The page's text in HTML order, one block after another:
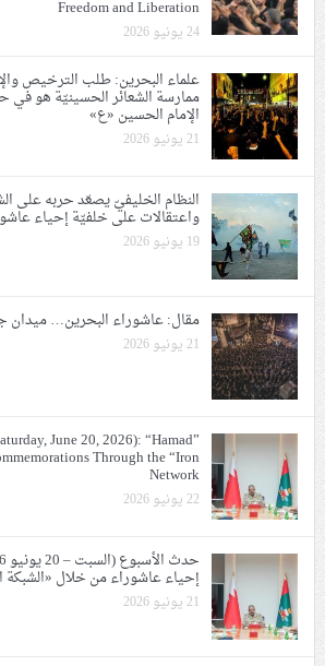
Freedom and Liberation
24 يونيو 2026
علماء البحرين: طلب الترخيص
ممارسة الشعائر الحسينيّة هو في
الإمام الحسين «ع»
21 يونيو 2026
النظام الخليفيّ يصعّد حربه على
واعتقالات على خلفيّة إحياء
19 يونيو 2026
مقال: عاشوراء البحرين… ميدان
21 يونيو 2026
June 20, 2026): “Hamad”
Through the “Iron
Network
22 يونيو 2026
إحياء عاشوراء من خلال «الشبكة
21 يونيو 2026